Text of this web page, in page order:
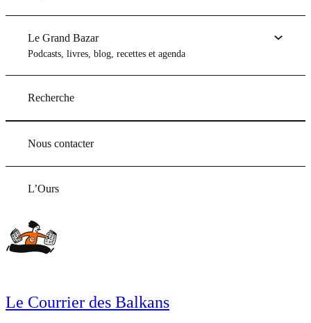
Le Grand Bazar
Podcasts, livres, blog, recettes et agenda
Recherche
Nous contacter
L’Ours
Le Courrier des Balkans